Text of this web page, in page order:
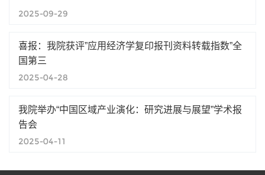
2025-09-29
喜报：我院获评”应用经济学复印报刊资料转载指数”全
国第三
2025-04-28
我院举办“中国区域产业演化：研究进展与展望”学术报
告会
2025-04-11